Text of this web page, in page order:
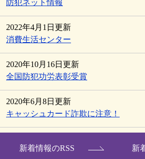
防犯ネット情報
2022年4月1日更新
消費生活センター
2020年10月16日更新
全国防犯功労表彰受賞
2020年6月8日更新
キャッシュカード詐欺に注意！
新着情報のRSS 新